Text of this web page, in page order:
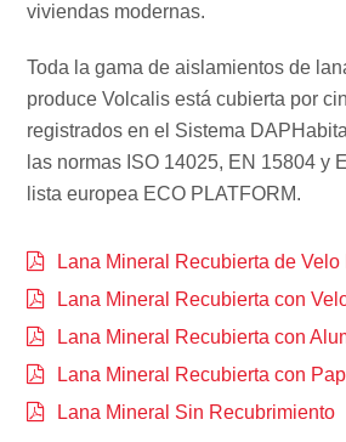
viviendas modernas.
Toda la gama de aislamientos de
produce Volcalis está cubierta por
registrados en el Sistema
las normas ISO 14025, EN 15804 y
lista europea ECO PLATFORM.
Lana Mineral Recubierta de
Lana Mineral Recubierta con
Lana Mineral Recubierta con
Lana Mineral Recubierta con
Lana Mineral Sin Recubrimiento